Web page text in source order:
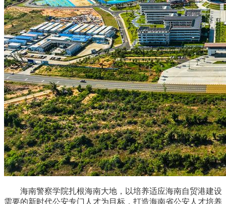
海南警察学院扎根海南大地，以培养适应海南自贸港建设
需要的新时代公安专门人才为目标，打造海南省公安人才培养